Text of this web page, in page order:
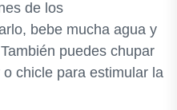
de los
bebe mucha agua y
puedes chupar
chicle para estimular la